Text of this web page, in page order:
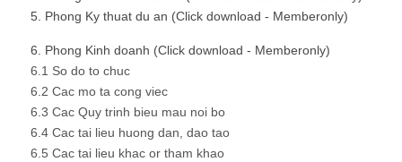
5. Phong Ky thuat du an (Click download - Memberonly)
6. Phong Kinh doanh (Click download - Memberonly)
6.1 So do to chuc
6.2 Cac mo ta cong viec
6.3 Cac Quy trinh bieu mau noi bo
6.4 Cac tai lieu huong dan, dao tao
6.5 Cac tai lieu khac or tham khao